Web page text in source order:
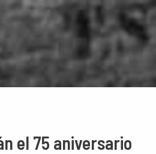
el 75 aniversario